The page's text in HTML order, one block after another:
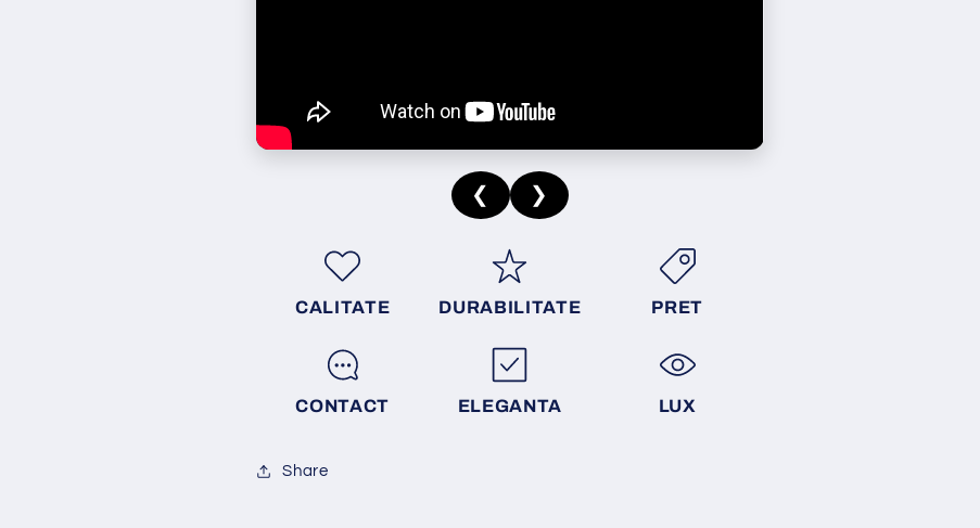
❮ ❯
CALITATE DURABILITATE PRET
CONTACT ELEGANTA LUX
Share